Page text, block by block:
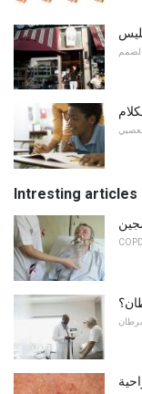
Intresting articles
COPD